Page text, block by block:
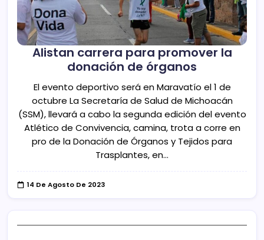
Alistan carrera para promover la
donación de órganos
El evento deportivo será en Maravatío el 1 de
octubre La Secretaría de Salud de Michoacán
(SSM), llevará a cabo la segunda edición del evento
Atlético de Convivencia, camina, trota a corre en
pro de la Donación de Órganos y Tejidos para
Trasplantes, en…
14 De Agosto De 2023